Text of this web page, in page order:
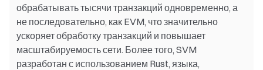
обрабатывать тысячи транзакций одновременно, а
не последовательно, как EVM, что значительно
ускоряет обработку транзакций и повышает
масштабируемость сети. Более того, SVM
разработан с использованием Rust, языка,